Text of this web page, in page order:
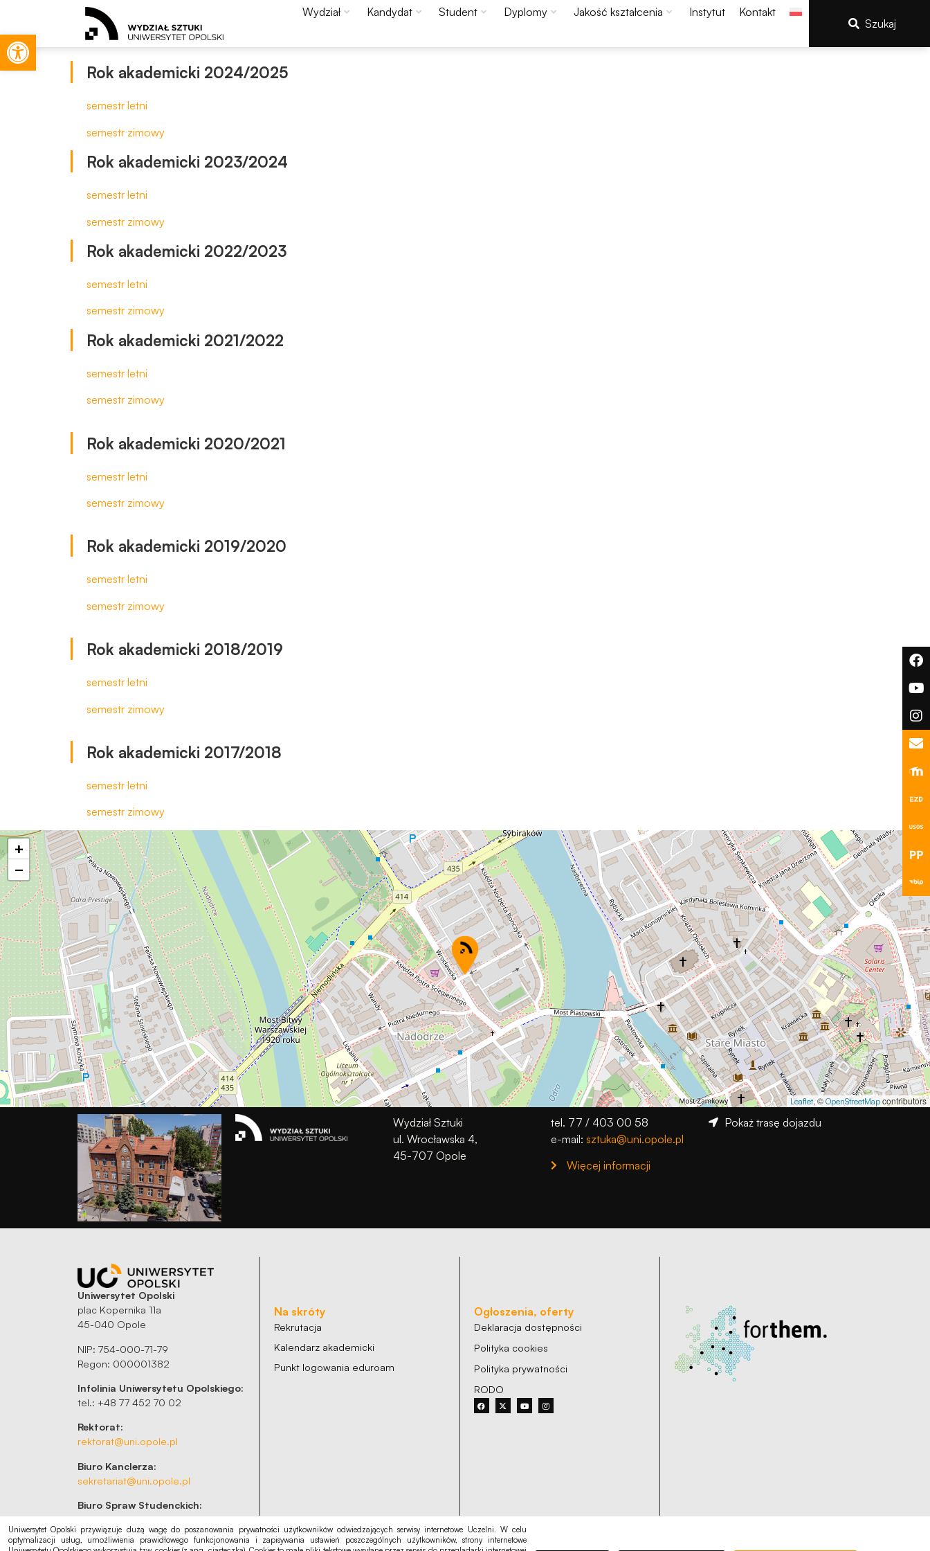
Otwórz pasek narzędzi
Wydział Kandydat Student Dyplomy Jakość kształcenia Instytut
Kontakt
Szukaj
Rok akademicki 2024/2025
semestr letni
semestr zimowy
Rok akademicki 2023/2024
semestr letni
semestr zimowy
Rok akademicki 2022/2023
semestr letni
semestr zimowy
Rok akademicki 2021/2022
semestr letni
semestr zimowy
Rok akademicki 2020/2021
semestr letni
semestr zimowy
Rok akademicki 2019/2020
semestr letni
semestr zimowy
Rok akademicki 2018/2019
semestr letni
semestr zimowy
Rok akademicki 2017/2018
semestr letni
semestr zimowy
+
−
Leaflet, © OpenStreetMap contributors
Wydział Sztuki
ul. Wrocławska 4,
45-707 Opole
tel. 77 / 403 00 58
e-mail: sztuka@uni.opole.pl
Więcej informacji
Pokaż trasę dojazdu
Uniwersytet Opolski
plac Kopernika 11a
45-040 Opole
NIP: 754-000-71-79
Regon: 000001382
Infolinia Uniwersytetu Opolskiego:
tel.: +48 77 452 70 02
Rektorat:
rektorat@uni.opole.pl
Biuro Kanclerza:
sekretariat@uni.opole.pl
Biuro Spraw Studenckich:
bss@uni.opole.pl
Na skróty
Rekrutacja
Kalendarz akademicki
Punkt logowania eduroam
Ogłoszenia, oferty
Deklaracja dostępności
Polityka cookies
Polityka prywatności
RODO
Uniwersytet Opolski przywiązuje dużą wagę do poszanowania prywatności użytkowników odwiedzających serwisy internetowe Uczelni. W celu
optymalizacji usług, umożliwienia prawidłowego funkcjonowania i zapisywania ustawień poszczególnych użytkowników, strony internetowe
Marketing
Udostępniając
swoje
zainteresowania i
zachowania
podczas
odwiedzania naszej
strony, zwiększasz
szansę na
zobaczenie
spersonalizowanych
treści i ofert.